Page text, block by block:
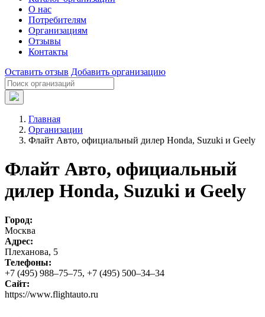
О нас
Потребителям
Организациям
Отзывы
Контакты
Оставить отзыв Добавить организацию
Главная
Организации
Флайт Авто, официальный дилер Honda, Suzuki и Geely
Флайт Авто, официальный
дилер Honda, Suzuki и Geely
Город:
Москва
Адрес:
Плеханова, 5
Телефоны:
+7 (495) 988–75–75, +7 (495) 500–34–34
Сайт:
https://www.flightauto.ru